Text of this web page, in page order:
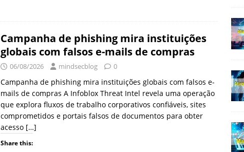
Campanha de phishing mira instituições
globais com falsos e-mails de compras
06/08/2026 mindsecblog 0
Campanha de phishing mira instituições globais com falsos e-
mails de compras A Infoblox Threat Intel revela uma operação
que explora fluxos de trabalho corporativos confiáveis, sites
comprometidos e portais falsos de documentos para obter
acesso […]
Share this: